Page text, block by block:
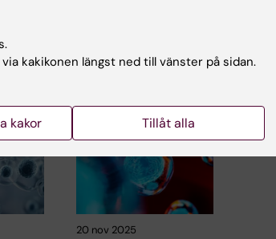
20 nov 2025
kakikonen längst ned till vänster på sidan.
kakor Tillåt alla